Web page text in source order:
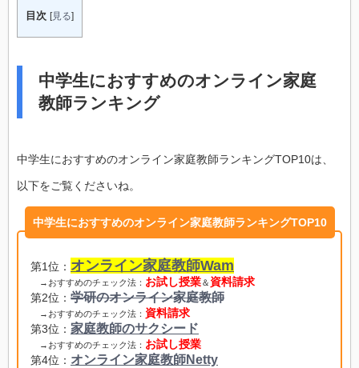
目次 [見る]
中学生におすすめのオンライン家庭
教師ランキング
中学生におすすめのオンライン家庭教師ランキングTOP10は、
以下をご覧くださいね。
中学生におすすめのオンライン家庭教師ランキングTOP10
第1位： オンライン家庭教師Wam
→おすすめのチェック法： お試し授業＆ 資料請求
第2位： 学研のオンライン家庭教師
→おすすめのチェック法： 資料請求
第3位： 家庭教師のサクシード
→おすすめのチェック法： お試し授業
第4位： オンライン家庭教師Netty